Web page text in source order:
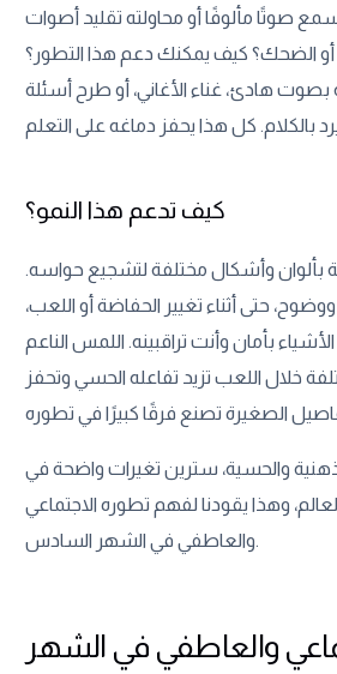
صوتًا مألوفًا أو محاولته تقليد أصوات
الضحك؟ كيف يمكنك دعم هذا التطور؟
هادئ، غناء الأغاني، أو طرح أسئلة
كيف تدعم هذا النمو؟
بألوان وأشكال مختلفة لتشجيع حواسه.
حتى أثناء تغيير الحفاضة أو اللعب،
بأمان وأنت تراقبينه. اللمس الناعم
خلال اللعب تزيد تفاعله الحسي وتحفز
والحسية، سترين تغيرات واضحة في
وهذا يقودنا لفهم تطوره الاجتماعي
والعاطفي في الشهر السادس.
والعاطفي في الشهر